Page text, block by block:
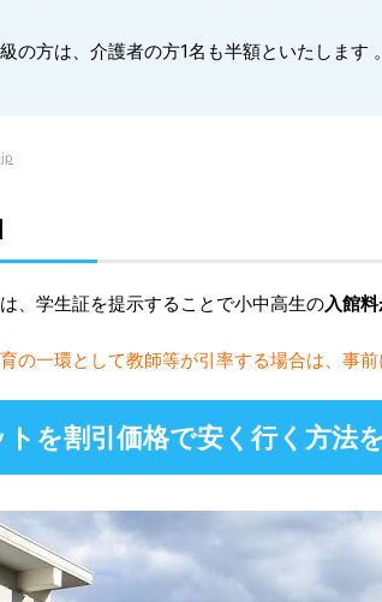
の方は、介護者の方1名も半額といたします 。
、学生証を提示することで小中高生の入館
の一環として教師等が引率する場合は、事
を割引価格で安く行く方法